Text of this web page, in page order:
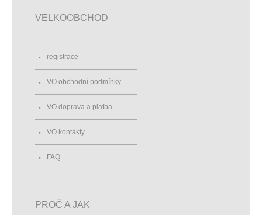
VELKOOBCHOD
registrace
VO obchodní podmínky
VO doprava a platba
VO kontakty
FAQ
PROČ A JAK